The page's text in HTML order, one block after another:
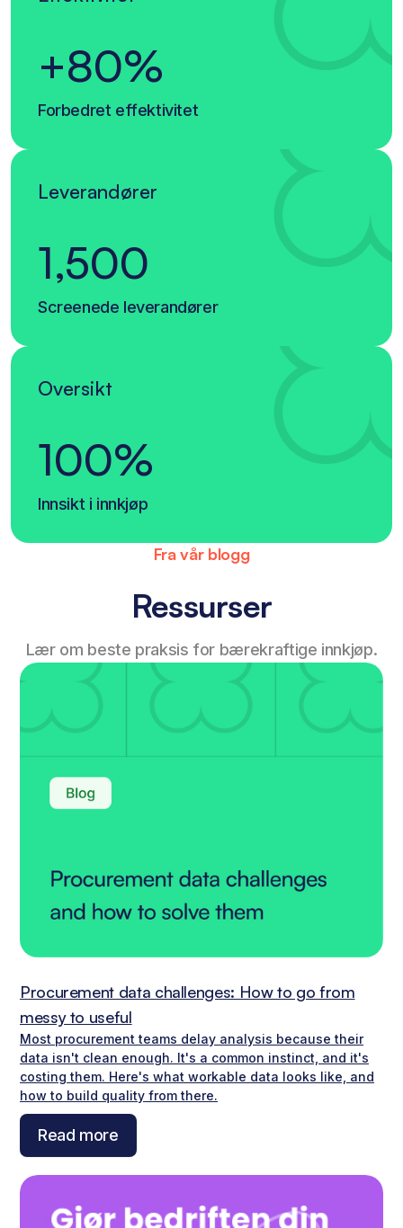
+80%
Forbedret effektivitet
Leverandører
1,500
Screenede leverandører
Oversikt
100%
Innsikt i innkjøp
Fra vår blogg
Ressurser
Lær om beste praksis for bærekraftige innkjøp.
Procurement data challenges: How to go from
messy to useful
Most procurement teams delay analysis because their
data isn't clean enough. It's a common instinct, and it's
costing them. Here's what workable data looks like, and
how to build quality from there.
Read more